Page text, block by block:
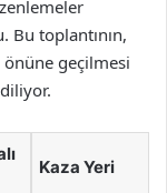
Bu toplantının,
önüne geçilmesi
Kaza Yeri